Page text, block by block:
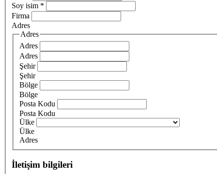
Soy isim *
Firma
Adres
Adres
Adres
Adres
Şehir
Şehir
Bölge
Bölge
Posta Kodu
Posta Kodu
Ülke
Ülke
Adres
İletişim bilgileri